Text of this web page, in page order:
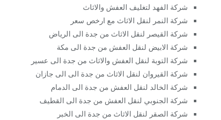
شركة الفهد لتغليف العفش والاثاث
شركة النمر لنقل الاثاث مع ارخص سعر
شركة القيصر لنقل الاثاث من جدة الى الرياض
شركة الابيض لنقل العفش من جدة الى مكة
شركة التوبة لنقل العفش والاثاث من جدة الى عسير
شركة القيروان لنقل الاثاث من جدة الى الى جازان
شركة الخالد لنقل العفش من جدة الى الدمام
شركة الجنوبي لنقل العفش من جدة الى القطيف
شركة الصقر لنقل الاثاث من جدة الى الخبر